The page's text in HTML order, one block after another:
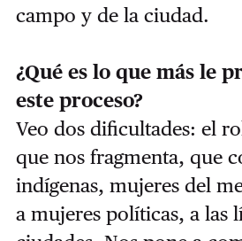
campo y de la ciudad.
¿Qué es lo que más le
este proceso?
Veo dos dificultades: el
que nos fragmenta, que
indígenas, mujeres del
a mujeres políticas, a las